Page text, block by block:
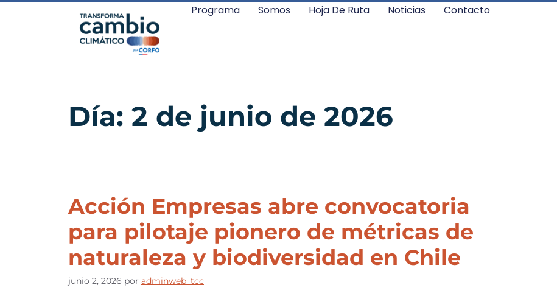
Programa Somos Hoja De Ruta Noticias Contacto
Día: 2 de junio de 2026
Acción Empresas abre convocatoria
para pilotaje pionero de métricas de
naturaleza y biodiversidad en Chile
junio 2, 2026 por adminweb_tcc